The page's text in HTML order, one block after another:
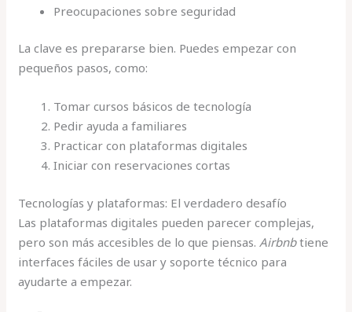
Preocupaciones sobre seguridad
La clave es prepararse bien. Puedes empezar con
pequeños pasos, como:
Tomar cursos básicos de tecnología
Pedir ayuda a familiares
Practicar con plataformas digitales
Iniciar con reservaciones cortas
Tecnologías y plataformas: El verdadero desafío
Las plataformas digitales pueden parecer complejas,
pero son más accesibles de lo que piensas. Airbnbtiene
interfaces fáciles de usar y soporte técnico para
ayudarte a empezar.